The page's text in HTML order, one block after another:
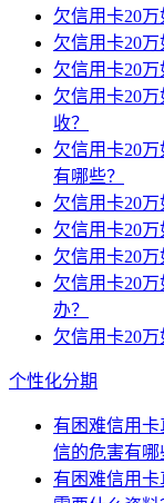
欠信用卡20
欠信用卡20
欠信用卡20
欠信用卡20
收？
欠信用卡20
有哪些？
欠信用卡20
欠信用卡20
欠信用卡20
欠信用卡20
办？
欠信用卡20
个性化分期
有困难信用
信的危害有哪
有困难信用